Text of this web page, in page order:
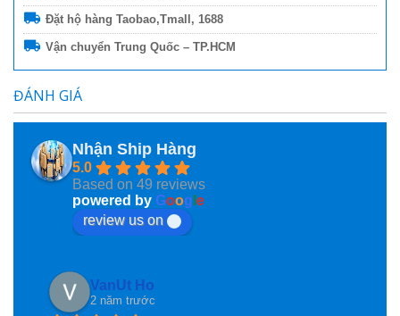
Đặt hộ hàng Taobao,Tmall, 1688
Vận chuyển Trung Quốc – TP.HCM
ĐÁNH GIÁ
Nhận Ship Hàng
5.0
Based on 49 reviews
powered by Goog e
review us on
VanUt Ho
2 năm trước